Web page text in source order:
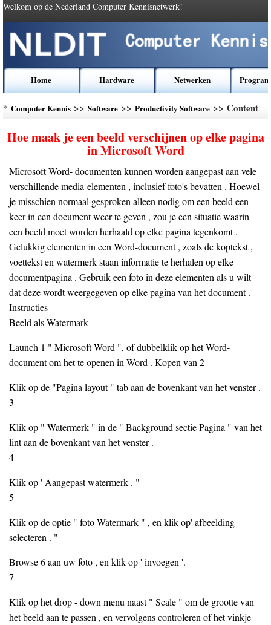
Welkom op de Nederland Computer Kennisnetwerk!
Home Hardware Netwerken
* Computer Kennis >> Software >> Productivity Software >> Content
Hoe maak je een beeld verschijnen op elke pagina
in Microsoft Word
Microsoft Word- documenten kunnen worden aangepast aan vele
verschillende media-elementen , inclusief foto's bevatten . Hoewel
je misschien normaal gesproken alleen nodig om een beeld een
keer in een document weer te geven , zou je een situatie waarin
een beeld moet worden herhaald op elke pagina tegenkomt .
Gelukkig elementen in een Word-document , zoals de koptekst ,
voettekst en watermerk staan ​​informatie te herhalen op elke
documentpagina . Gebruik een foto in deze elementen als u wilt
dat deze wordt weergegeven op elke pagina van het document .
Instructies
Beeld als Watermark
Launch 1 " Microsoft Word ", of dubbelklik op het Word-
document om het te openen in Word . Kopen van 2
Klik op de "Pagina layout " tab aan de bovenkant van het venster .
3
Klik op " Watermerk " in de " Background sectie Pagina " van het
lint aan de bovenkant van het venster .
4
Klik op ' Aangepast watermerk . "
5
Klik op de optie " foto Watermark " , en klik op' afbeelding
selecteren . "
Browse 6 aan uw foto , en klik op ' invoegen '.
7
Klik op het drop - down menu naast " Scale " om de grootte van
het beeld aan te passen , en vervolgens controleren of het vinkje